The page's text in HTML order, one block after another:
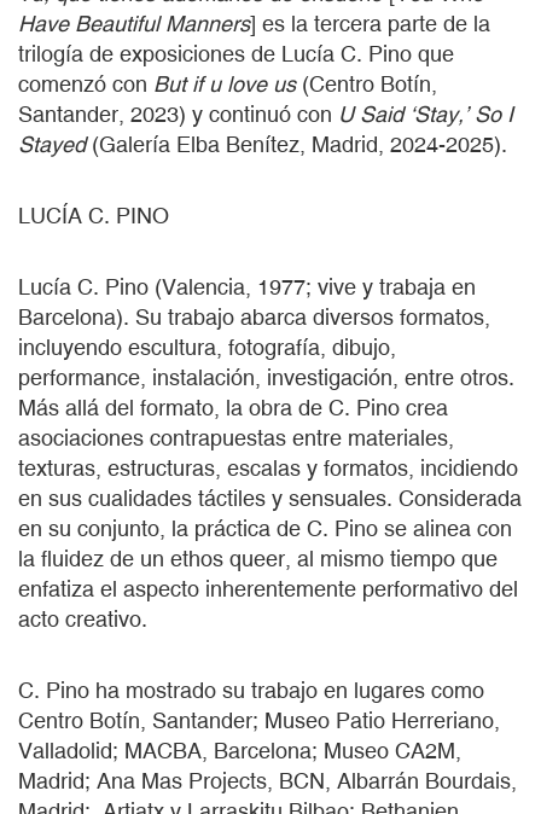
Have Beautiful Manners] es la tercera parte de la
trilogía de exposiciones de Lucía C. Pino que
comenzó con But if u love us(Centro Botín,
Santander, 2023) y continuó con U Said ‘Stay,’ So I
Stayed(Galería Elba Benítez, Madrid, 2024-2025).
LUCÍA C. PINO
Lucía C. Pino (Valencia, 1977; vive y trabaja en
Barcelona). Su trabajo abarca diversos formatos,
incluyendo escultura, fotografía, dibujo,
performance, instalación, investigación, entre otros.
Más allá del formato, la obra de C. Pino crea
asociaciones contrapuestas entre materiales,
texturas, estructuras, escalas y formatos, incidiendo
en sus cualidades táctiles y sensuales. Considerada
en su conjunto, la práctica de C. Pino se alinea con
la fluidez de un ethos queer, al mismo tiempo que
enfatiza el aspecto inherentemente performativo del
acto creativo.
C. Pino ha mostrado su trabajo en lugares como
Centro Botín, Santander; Museo Patio Herreriano,
Valladolid; MACBA, Barcelona; Museo CA2M,
Madrid; Ana Mas Projects, BCN, Albarrán Bourdais,